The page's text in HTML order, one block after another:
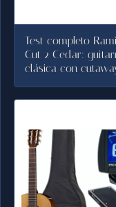
Test completo
Cut 2 Cedar:
clásica con